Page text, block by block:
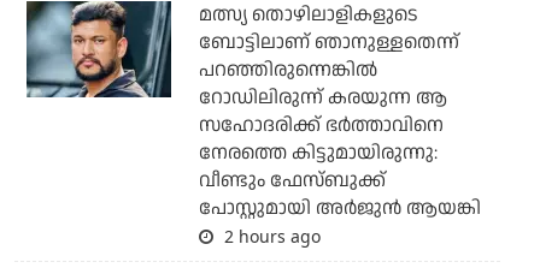
മത്സ്യ തൊഴിലാളികളുടെ
ബോട്ടിലാണ് ഞാനുള്ളതെന്ന്
പറഞ്ഞിരുന്നെങ്കില്‍
റോഡിലിരുന്ന് കരയുന്ന ആ
സഹോദരിക്ക് ഭര്‍ത്താവിനെ
നേരത്തെ കിട്ടുമായിരുന്നു:
വീണ്ടും ഫേസ്ബുക്ക്
പോസ്റ്റുമായി അര്‍ജുന്‍ ആയങ്കി
2 hours ago